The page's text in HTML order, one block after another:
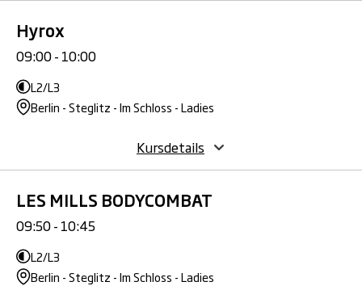
Hyrox
09:00 - 10:00
L2/L3
Berlin - Steglitz - Im Schloss - Ladies
Kursdetails
LES MILLS BODYCOMBAT
09:50 - 10:45
L2/L3
Berlin - Steglitz - Im Schloss - Ladies